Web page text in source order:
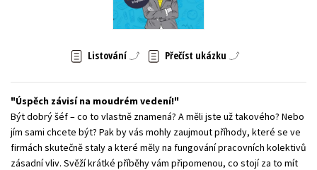
Zahraniční literatura
Všechny tituly
Listování Přečíst ukázku
Úspěch závisí na moudrém vedení!
Být dobrý šéf – co to vlastně znamená? A měli jste už takového? Nebo
jím sami chcete být? Pak by vás mohly zaujmout příhody, které se ve
firmách skutečně staly a které měly na fungování pracovních kolektivů
zásadní vliv. Svěží krátké příběhy vám připomenou, co stojí za to mít